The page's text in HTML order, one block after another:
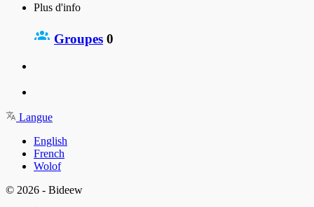
Plus d'info
Groupes 0
Langue
English
French
Wolof
© 2026 - Bideew